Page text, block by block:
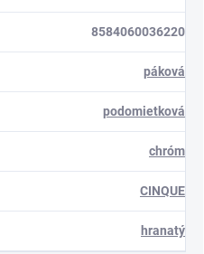
8584060036220
páková
podomietková
chróm
CINQUE
hranatý